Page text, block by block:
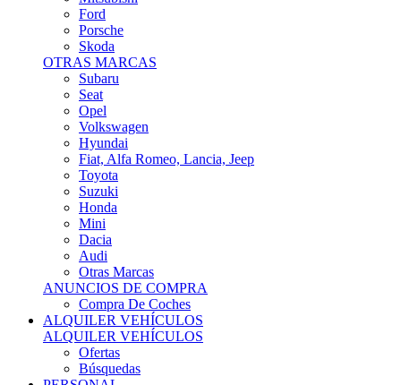
Porsche
Skoda
OTRAS MARCAS
Subaru
Seat
Opel
Volkswagen
Hyundai
Fiat, Alfa Romeo, Lancia, Jeep
Toyota
Suzuki
Honda
Mini
Dacia
Audi
Otras Marcas
ANUNCIOS DE COMPRA
Compra De Coches
ALQUILER VEHÍCULOS
ALQUILER VEHÍCULOS
Ofertas
Búsquedas
PERSONAL
COPILOTOS